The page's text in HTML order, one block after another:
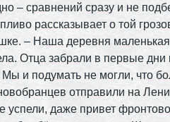
– сравнений сразу и не
рассказывает о той
– Наша деревня
Отца забрали в первые дни
Мы и подумать не могли, что
отправили на
успели, даже привет